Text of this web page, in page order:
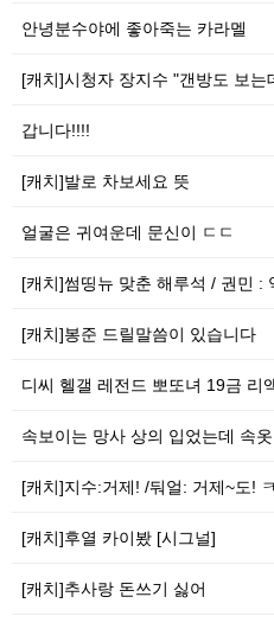
안녕분수야에 좋아죽는 카라멜
[캐치]시청자 장지수 "갠방도 보는
갑니다!!!!
[캐치]발로 차보세요 뜻
얼굴은 귀여운데 문신이 ㄷㄷ
[캐치]썸띵뉴 맞춘 해루석 / 권민 :
[캐치]봉준 드릴말씀이 있습니다
디씨 헬갤 레전드 뽀또녀 19금 리
속보이는 망사 상의 입었는데 속
[캐치]지수:거제! /둬얼: 거제~도!
[캐치]후열 카이봤 [시그널]
[캐치]추사랑 돈쓰기 싫어